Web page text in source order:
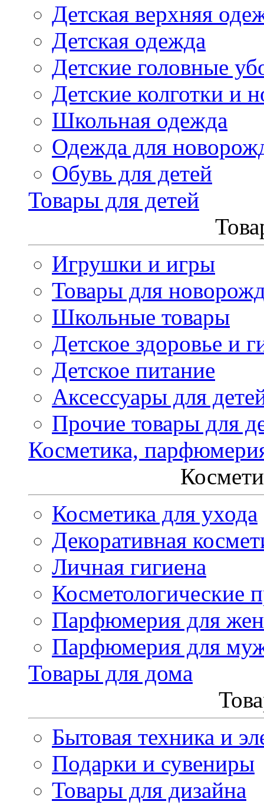
Детская верхняя
Детская одежда
Детские головные
Детские колготки и
Школьная одежда
Одежда для
Обувь для детей
Товары для детей
Игрушки и игры
Товары для
Школьные товары
Детское здоровье и
Детское питание
Аксессуары для
Прочие товары для
Косметика,
Косметика для ухода
Декоративная
Личная гигиена
Косметологические
Парфюмерия для
Парфюмерия для
Товары для дома
Бытовая техника и
Подарки и сувениры
Товары для дизайна